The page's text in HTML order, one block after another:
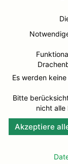
© DJK-
Es werden
Bitte
nicht alle
Akzeptiere